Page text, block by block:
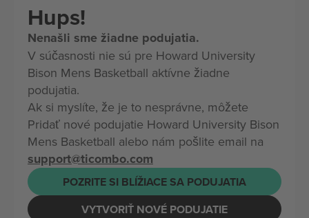
Hups!
Nenašli sme žiadne podujatia.
V súčasnosti nie sú pre Howard University
Bison Mens Basketball aktívne žiadne
podujatia.
Ak si myslíte, že je to nesprávne, môžete
Pridať nové podujatie Howard University Bison
Mens Basketball alebo nám pošlite email na
support@ticombo.com
POZRITE SI BLÍŽIACE SA PODUJATIA
VYTVORIŤ NOVÉ PODUJATIE